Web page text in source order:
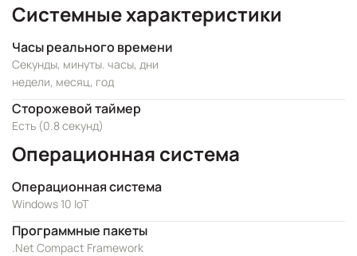
Системные характеристики
Часы реального времени
Секунды, минуты. часы, дни
недели, месяц, год
Сторожевой таймер
Есть (0.8 секунд)
Операционная система
Операционная система
Windows 10 IoT
Программные пакеты
.Net Compact Framework